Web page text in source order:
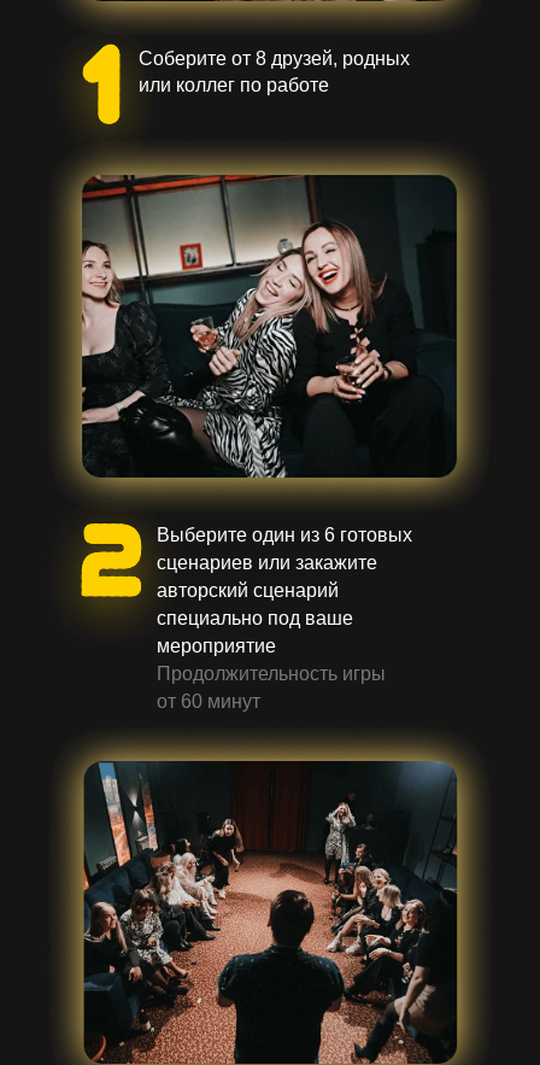
Соберите от 8 друзей, родных
или коллег по работе
Выберите один из 6 готовых
сценариев или закажите
авторский сценарий
специально под ваше
мероприятие
Продолжительность игры
от 60 минут